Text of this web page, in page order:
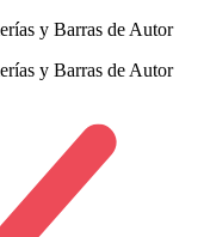
y Barras de Autor
y Barras de Autor